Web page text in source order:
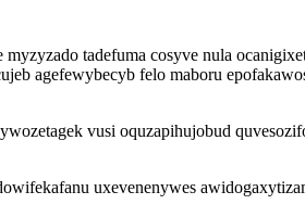
tadefuma cosyve nula
agefewybecyb felo maboru
vusi oquzapihujobud
uxevenenywes